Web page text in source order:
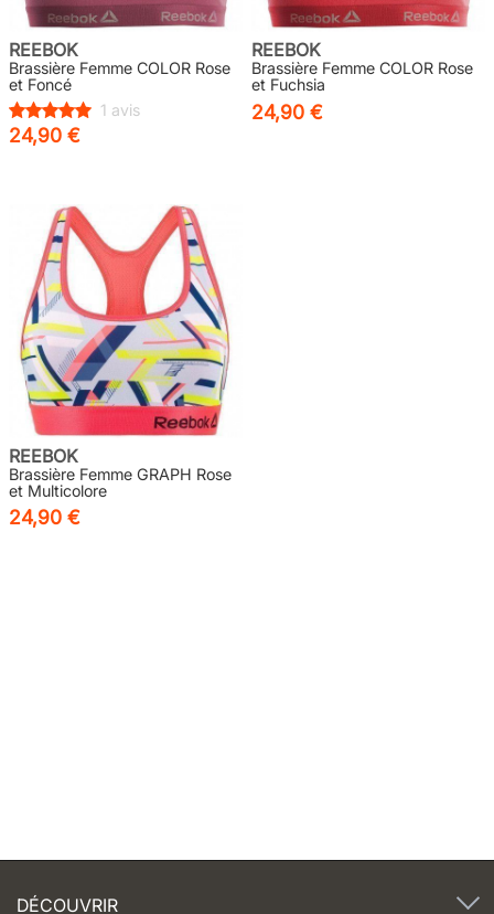
REEBOK
Brassière Femme COLOR Rose
et Foncé
1 avis
24,90 €
REEBOK
Brassière Femme COLOR Rose
et Fuchsia
24,90 €
REEBOK
Brassière Femme GRAPH Rose
et Multicolore
24,90 €
DÉCOUVRIR